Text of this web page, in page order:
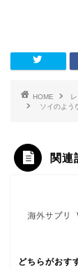
HOME
ソイのよう
関連
どちらがおす